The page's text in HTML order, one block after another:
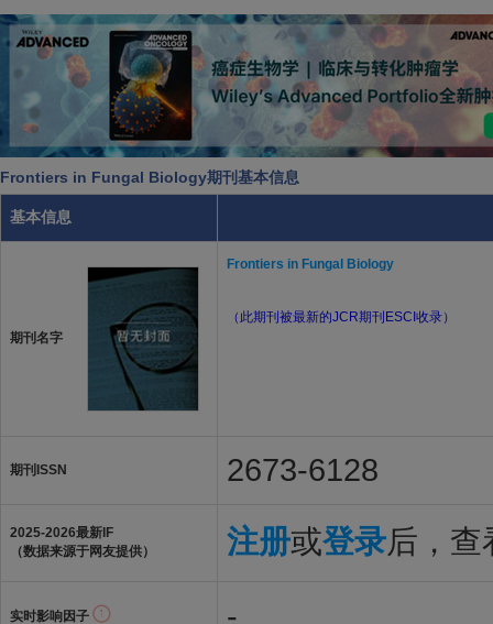
Frontiers in Fungal Biology期刊基本信息
基本信息
期刊名字
Frontiers in Fungal Biology
（此期刊被最新的JCR期刊ESCI收录）
期刊ISSN 2673-6128
2025-2026最新IF
（数据来源于网友提供）
注册或登录后，查
实时影响因子 -